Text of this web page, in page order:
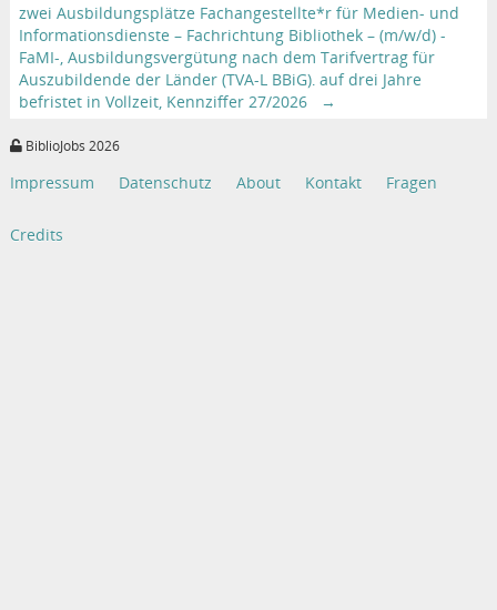
zwei Ausbildungsplätze Fachangestellte*r für Medien- und
Informationsdienste – Fachrichtung Bibliothek – (m/w/d) -
FaMI-, Ausbildungsvergütung nach dem Tarifvertrag für
Auszubildende der Länder (TVA-L BBiG), auf drei Jahre
befristet in Vollzeit, Kennziffer 27/2026
→
BiblioJobs 2026
Impressum Datenschutz About Kontakt Fragen
Credits